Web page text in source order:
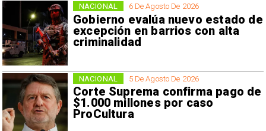
6 De Agosto De 2026
Gobierno evalúa nuevo estado de
excepción en barrios con alta
criminalidad
NACIONAL
5 De Agosto De 2026
Corte Suprema confirma pago de
$1.000 millones por caso
ProCultura
NACIONAL